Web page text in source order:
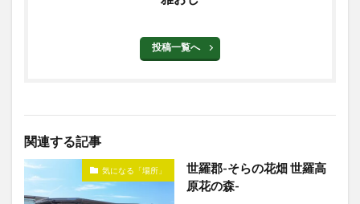
投稿一覧へ
関連する記事
気になる「場所」
世羅郡-そらの花畑 世羅高
原花の森-